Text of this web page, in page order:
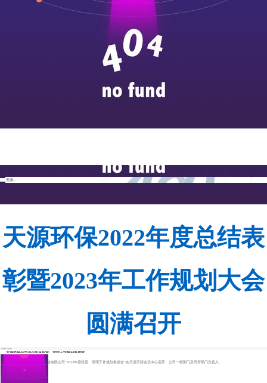
企业告示
天源环保2022年度总结表
彰暨2023年工作规划大会
圆满召开
30
天源环保召开2023年度经营、管理工作规划务虚会
1月29日，武汉天源环保股份有限公司“2023年度经营、管理工作规划务虚会”在天源天骄会议中心召开。公司一级部门及司管部门负责人...